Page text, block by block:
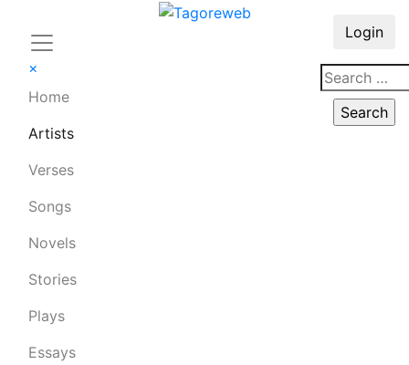
×
Home
Artists
Verses
Songs
Novels
Stories
Plays
Essays
Login